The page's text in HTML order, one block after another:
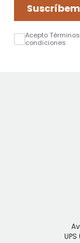
Acepto
condiciones